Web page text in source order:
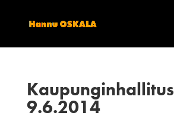
Kaupunginhallitus
9.6.2014